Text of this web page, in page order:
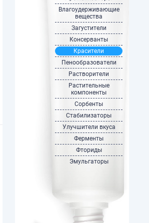
Влагоудерживающие
вещества
Загустители
Консерванты
Красители
Пенообразователи
Растворители
Растительные
компоненты
Сорбенты
Стабилизаторы
Улучшители вкуса
Ферменты
Фториды
Эмульгаторы